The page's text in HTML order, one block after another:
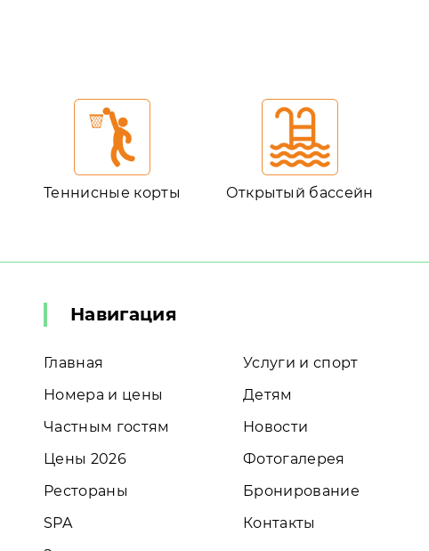
Теннисные корты Открытый бассейн
Навигация
Главная
Номера и цены
Частным гостям
Цены 2026
Рестораны
SPA
Услуги и спорт
Детям
Новости
Фотогалерея
Бронирование
Контакты